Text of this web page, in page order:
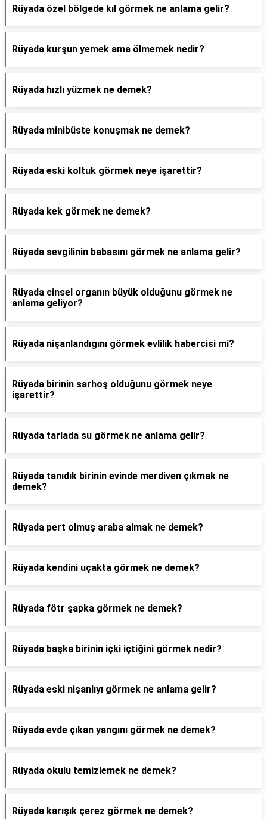
Rüyada özel bölgede kıl görmek ne anlama gelir?
Rüyada kurşun yemek ama ölmemek nedir?
Rüyada hızlı yüzmek ne demek?
Rüyada minibüste konuşmak ne demek?
Rüyada eski koltuk görmek neye işarettir?
Rüyada kek görmek ne demek?
Rüyada sevgilinin babasını görmek ne anlama gelir?
Rüyada cinsel organın büyük olduğunu görmek ne
anlama geliyor?
Rüyada nişanlandığını görmek evlilik habercisi mi?
Rüyada birinin sarhoş olduğunu görmek neye
işarettir?
Rüyada tarlada su görmek ne anlama gelir?
Rüyada tanıdık birinin evinde merdiven çıkmak ne
demek?
Rüyada pert olmuş araba almak ne demek?
Rüyada kendini uçakta görmek ne demek?
Rüyada fötr şapka görmek ne demek?
Rüyada başka birinin içki içtiğini görmek nedir?
Rüyada eski nişanlıyı görmek ne anlama gelir?
Rüyada evde çıkan yangını görmek ne demek?
Rüyada okulu temizlemek ne demek?
Rüyada karışık çerez görmek ne demek?